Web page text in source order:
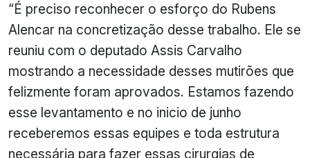
“É preciso reconhecer o esforço do Rubens
Alencar na concretização desse trabalho. Ele se
reuniu com o deputado Assis Carvalho
mostrando a necessidade desses mutirões que
felizmente foram aprovados. Estamos fazendo
esse levantamento e no inicio de junho
receberemos essas equipes e toda estrutura
necessária para fazer essas cirurgias de